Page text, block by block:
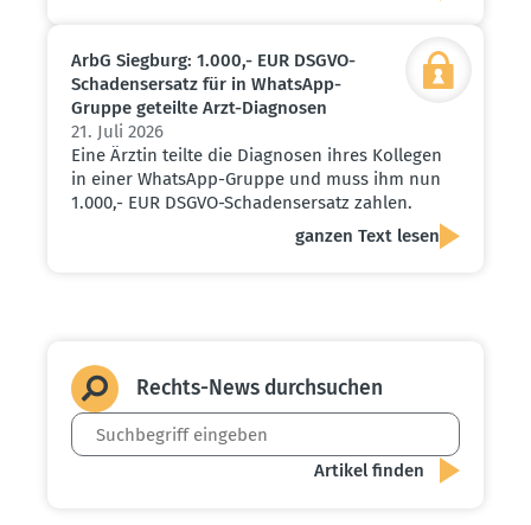
ArbG Siegburg: 1.000,- EUR DSGVO-
Schadens­ersatz für in WhatsApp-
Gruppe geteilte Arzt-Diagnosen
21. Juli 2026
Eine Ärztin teilte die Diagnosen ihres Kollegen
in einer WhatsApp-Gruppe und muss ihm nun
1.000,- EUR DSGVO-Schadensersatz zahlen.
ganzen Text lesen
Rechts-News durch­suchen